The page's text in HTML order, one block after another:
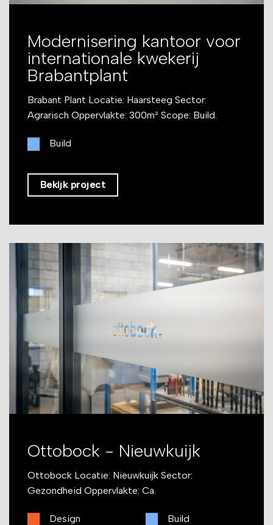
Modernisering kantoor voor
internationale kwekerij
Brabantplant
Brabant Plant Locatie: Haarsteeg Sector:
Agrarisch Oppervlakte: 300m² Scope: Build.
Build
Bekijk project
Ottobock - Nieuwkuijk
Ottobock Locatie: Nieuwkuijk Sector:
Gezondheid Oppervlakte: Ca.
Design Build